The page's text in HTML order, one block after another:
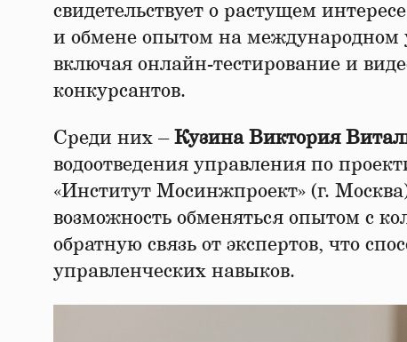
свидетельствует о растущем
и обмене опытом на международном
включая онлайн-тестирование и
конкурсантов.
Среди них – Кузина Виктория
водоотведения управления по
«Институт Мосинжпроект» (г.
возможность обменяться опытом с
обратную связь от экспертов, что
управленческих навыков.